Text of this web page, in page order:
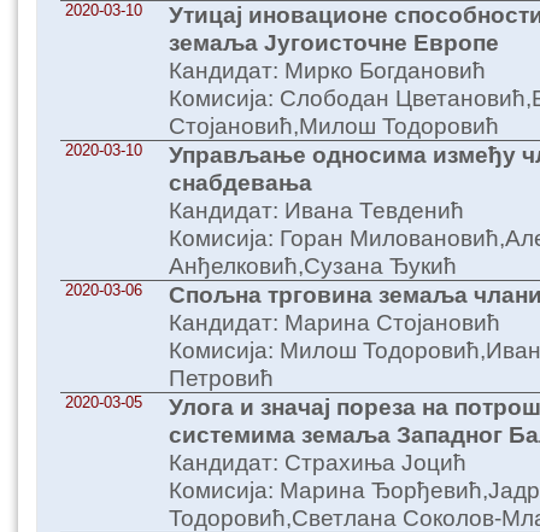
2020-03-10
Утицај иновационе
земаља Југоисточне Европе
Кандидат: Мирко Богдановић
Комисија: Слободан
Стојановић,Милош Тодоровић
2020-03-10
Управљање односима између
снабдевања
Кандидат: Ивана Тевденић
Комисија: Горан
Анђелковић,Сузана Ђукић
2020-03-06
Спољна трговина земаља
Кандидат: Марина Стојановић
Комисија: Милош
Петровић
2020-03-05
Улога и значај пореза на
системима земаља Западног
Кандидат: Страхиња Јоцић
Комисија: Марина
Тодоровић,Светлана Соколов-